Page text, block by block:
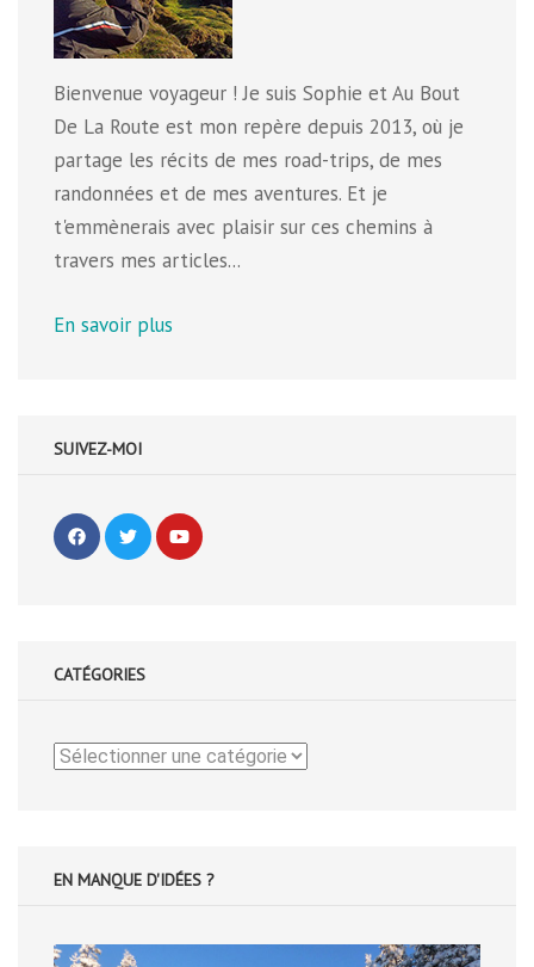
Bienvenue voyageur ! Je suis Sophie et Au Bout
De La Route est mon repère depuis 2013, où je
partage les récits de mes road-trips, de mes
randonnées et de mes aventures. Et je
t'emmènerais avec plaisir sur ces chemins à
travers mes articles...
En savoir plus
SUIVEZ-MOI
CATÉGORIES
Catégories
EN MANQUE D'IDÉES ?